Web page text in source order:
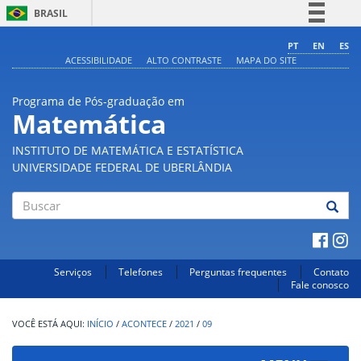
BRASIL
Comunica BR
PT EN
ES
ACESSIBILIDADE
ALTO CONTRASTE MAPA DO SITE
Programa de Pós-graduação em
Matemática
INSTITUTO DE MATEMÁTICA E ESTATÍSTICA
UNIVERSIDADE FEDERAL DE UBERLÂNDIA
Serviços Telefones Perguntas frequentes
Contato
Fale conosco
INÍCIO / ACONTECE / 2021 / 09